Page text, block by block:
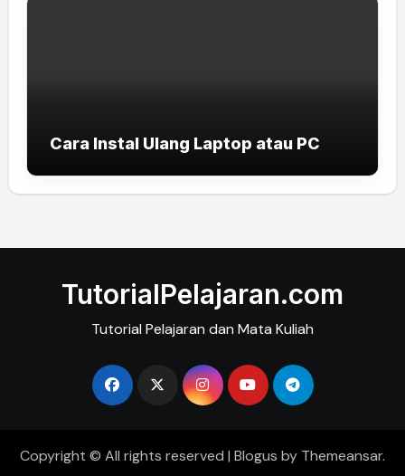
Cara Instal Ulang Laptop atau PC
TutorialPelajaran.com
Tutorial Pelajaran dan Mata Kuliah
Copyright © All rights reserved | Blogus by Themeansar.